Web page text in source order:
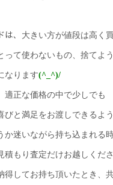
は、大きい方が値段は高く
って使わないもの、捨てよ
なります(^_^)/
適正な価格の中で少しでも
びと満足をお渡しできるよ
か迷いながら持ち込まれる時
積もり査定だけお越しくだ
得してお持ち頂いたとき、